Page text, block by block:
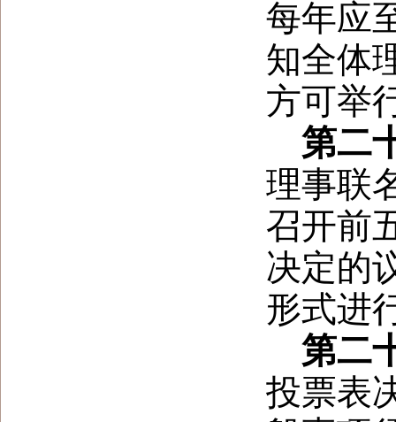
每年应
知全体
方可举
第二
理事联
召开前
决定的
形式进
第二
投票表